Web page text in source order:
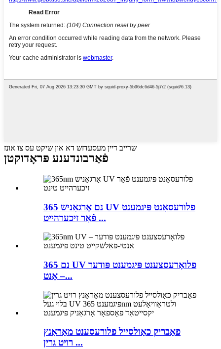
שרייב דיין מעסעדזש דא און שיקט עס צו אונז
פֿאַרבונדענע פּראָדוקטן
365 נם אָרגאַניש UV פלורעסאַנט פּיגמענט
פֿאַר זיכערהייט ...
365 נם UV פלואָרעסצענט פּיגמענט פּודער
– אַנט...
פאַבריק כאָולסייל פלורעסענט מאַראַנץ
רויט גרין ...